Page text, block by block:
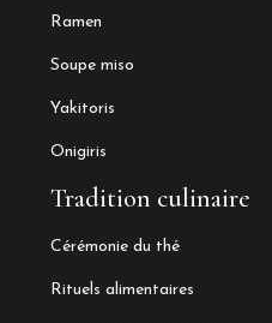
Ramen
Soupe miso
Yakitoris
Onigiris
Tradition culinaire
Cérémonie du thé
Rituels alimentaires